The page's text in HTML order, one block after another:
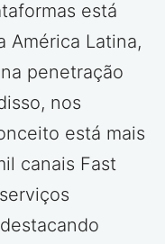
está
América Latina,
penetração
nos
está mais
canais Fast